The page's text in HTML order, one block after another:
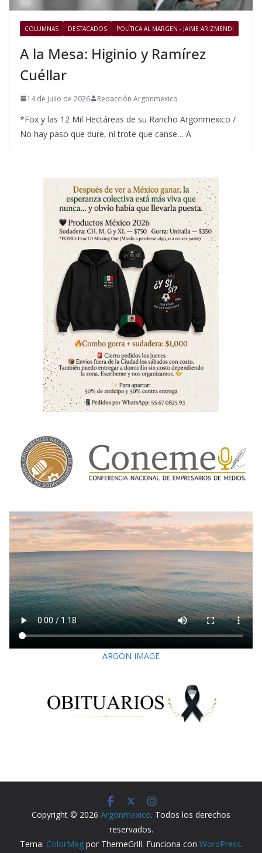
COLUMNAS DESTACADOS POLÍTICA AL MARGEN - JAIME ARIZMENDI
A la Mesa: Higinio y Ramírez
Cuéllar
14 de julio de 2026 Redacción Argonmexico
*Fox y las 12 Mil Hectáreas de su Rancho Argonmexico /
No hay paso que dure, ni trote que canse… A
ARGON IMAGE
Copyright © 2026 Argonmexico. Todos los derechos
reservados.
Tema: ColorMagpor ThemeGrill. Funciona con WordPress.